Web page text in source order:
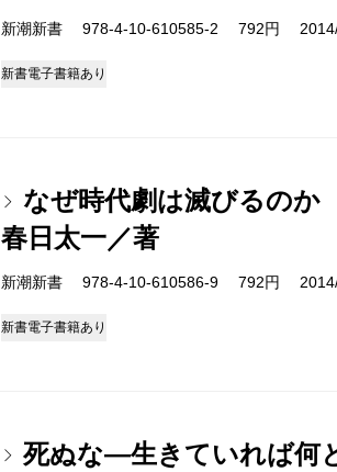
新潮新書 978-4-10-610585-2 792円
新書電子書籍あり
なぜ時代劇は滅びるのか
春日太一／著
新潮新書 978-4-10-610586-9 792円
新書電子書籍あり
死ぬな―生きていれば何